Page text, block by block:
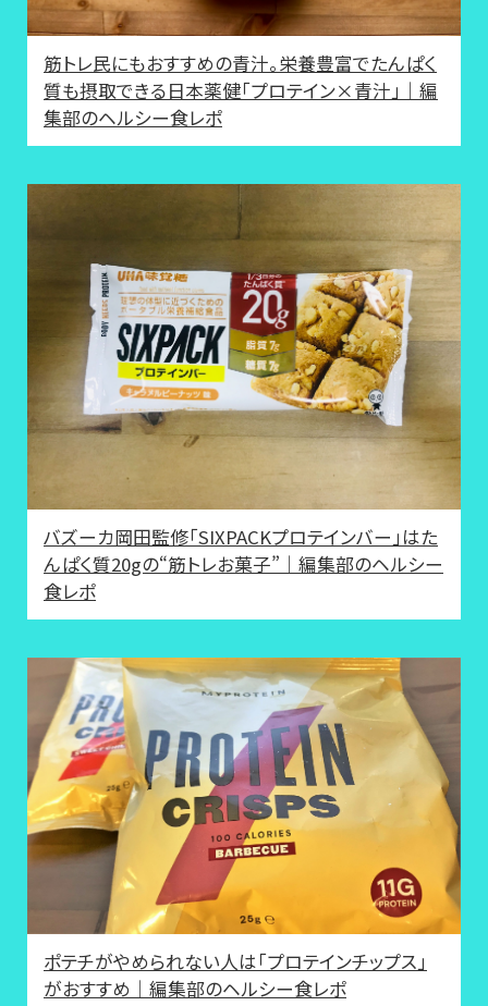
筋トレ民にもおすすめの青汁。栄養豊富でたんぱく
質も摂取できる日本薬健「プロテイン×青汁」｜編
集部のヘルシー食レポ
バズーカ岡田監修「SIXPACKプロテインバー」はた
んぱく質20gの“筋トレお菓子”｜編集部のヘルシー
食レポ
ポテチがやめられない人は「プロテインチップス」
がおすすめ｜編集部のヘルシー食レポ